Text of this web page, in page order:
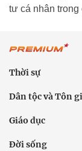
tư cá nhân
Thời sự
Dân tộc và Tôn
Giáo dục
Đời sống